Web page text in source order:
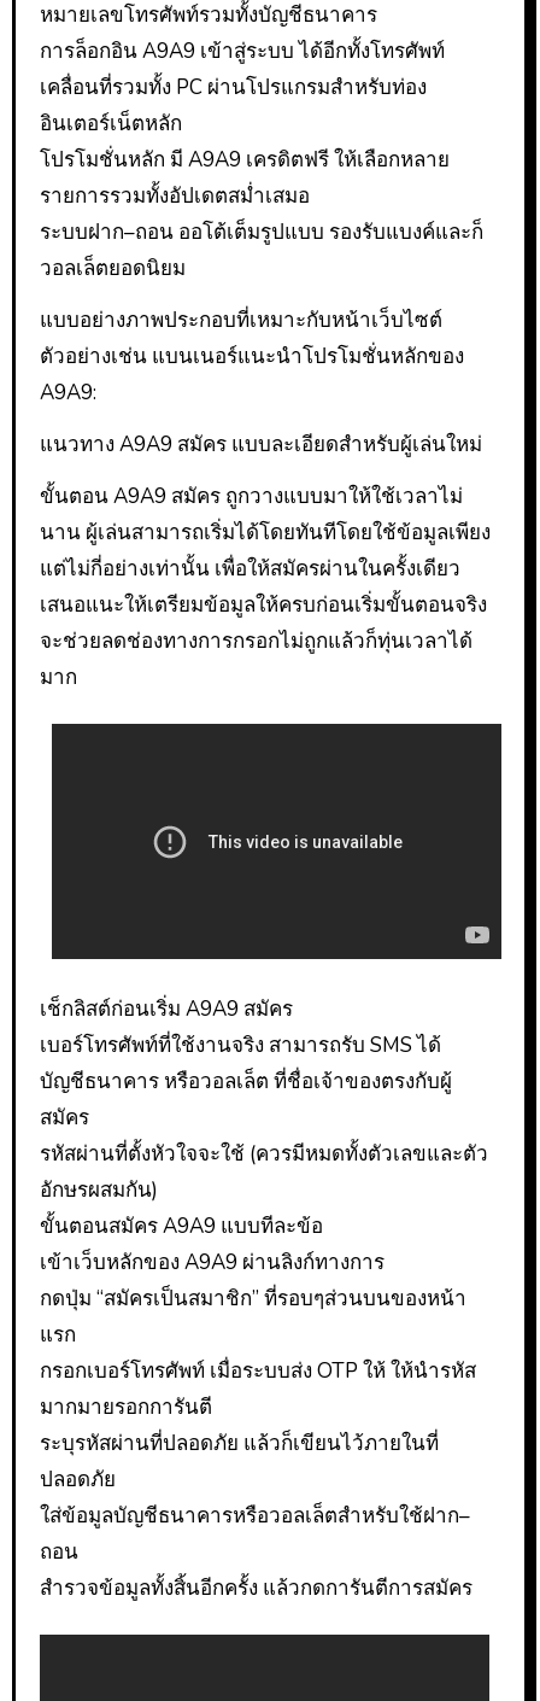
หมายเลขโทรศัพท์รวมทั้งบัญชีธนาคาร
การล็อกอิน A9A9 เข้าสู่ระบบ ได้อีกทั้งโทรศัพท์
เคลื่อนที่รวมทั้ง PC ผ่านโปรแกรมสำหรับท่อง
อินเตอร์เน็ตหลัก
โปรโมชั่นหลัก มี A9A9 เครดิตฟรี ให้เลือกหลาย
รายการรวมทั้งอัปเดตสม่ำเสมอ
ระบบฝาก–ถอน ออโต้เต็มรูปแบบ รองรับแบงค์และก็
วอลเล็ตยอดนิยม
แบบอย่างภาพประกอบที่เหมาะกับหน้าเว็บไซต์
ตัวอย่างเช่น แบนเนอร์แนะนำโปรโมชั่นหลักของ
A9A9:
แนวทาง A9A9 สมัคร แบบละเอียดสำหรับผู้เล่นใหม่
ขั้นตอน A9A9 สมัคร ถูกวางแบบมาให้ใช้เวลาไม่
นาน ผู้เล่นสามารถเริ่มได้โดยทันทีโดยใช้ข้อมูลเพียง
แต่ไม่กี่อย่างเท่านั้น เพื่อให้สมัครผ่านในครั้งเดียว
เสนอแนะให้เตรียมข้อมูลให้ครบก่อนเริ่มขั้นตอนจริง
จะช่วยลดช่องทางการกรอกไม่ถูกแล้วก็ทุ่นเวลาได้
มาก
เช็กลิสต์ก่อนเริ่ม A9A9 สมัคร
เบอร์โทรศัพท์ที่ใช้งานจริง สามารถรับ SMS ได้
บัญชีธนาคาร หรือวอลเล็ต ที่ชื่อเจ้าของตรงกับผู้
สมัคร
รหัสผ่านที่ตั้งหัวใจจะใช้ (ควรมีหมดทั้งตัวเลขและตัว
อักษรผสมกัน)
ขั้นตอนสมัคร A9A9 แบบทีละข้อ
เข้าเว็บหลักของ A9A9 ผ่านลิงก์ทางการ
กดปุ่ม “สมัครเป็นสมาชิก” ที่รอบๆส่วนบนของหน้า
แรก
กรอกเบอร์โทรศัพท์ เมื่อระบบส่ง OTP ให้ ให้นำรหัส
มากมายรอกการันตี
ระบุรหัสผ่านที่ปลอดภัย แล้วก็เขียนไว้ภายในที่
ปลอดภัย
ใส่ข้อมูลบัญชีธนาคารหรือวอลเล็ตสำหรับใช้ฝาก–
ถอน
สำรวจข้อมูลทั้งสิ้นอีกครั้ง แล้วกดการันตีการสมัคร